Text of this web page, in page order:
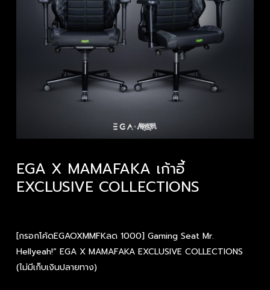
EGA X MAMAFAKA เก้าอี้
EXCLUSIVE COLLECTIONS
[กรอกโค้ดEGAOXMMFKลด 1000] Gaming Seat Mr.
Hellyeah!” EGA X MAMAFAKA EXCLUSIVE COLLECTIONS
(ไม่มีเก็บเงินปลายทาง)